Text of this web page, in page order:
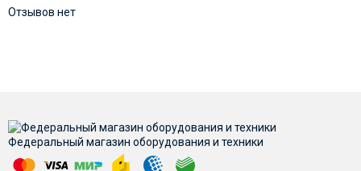
Отзывов нет
Федеральный магазин оборудования и техники